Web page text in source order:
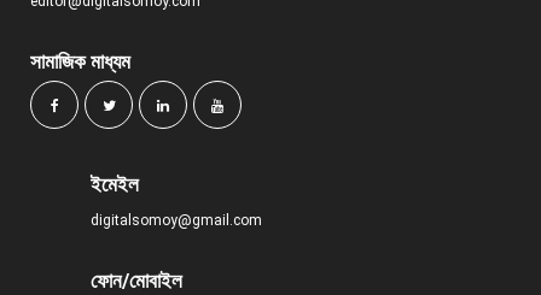
সামাজিক মাধ্যম
ইমেইল
digitalsomoy@gmail.com
ফোন/মোবাইল